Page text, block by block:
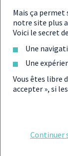
Le livret
2022
LEP : le
dès le
Les
financer
Livret A
2025 ?
Mais ça permet
notre site plus
Voici le secret
Une
Une
Vous êtes libre
accepter », si
Continuer